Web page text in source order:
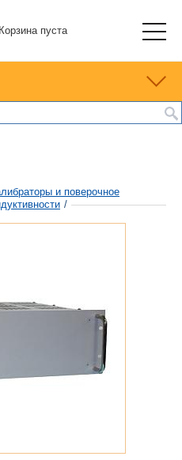
Корзина пуста
и поверочное
/